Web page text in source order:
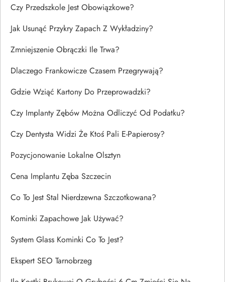
Czy Przedszkole Jest Obowiązkowe?
Jak Usunąć Przykry Zapach Z Wykładziny?
Zmniejszenie Obrączki Ile Trwa?
Dlaczego Frankowicze Czasem Przegrywają?
Gdzie Wziąć Kartony Do Przeprowadzki?
Czy Implanty Zębów Można Odliczyć Od Podatku?
Czy Dentysta Widzi Że Ktoś Pali E-Papierosy?
Pozycjonowanie Lokalne Olsztyn
Cena Implantu Zęba Szczecin
Co To Jest Stal Nierdzewna Szczotkowana?
Kominki Zapachowe Jak Używać?
System Glass Kominki Co To Jest?
Ekspert SEO Tarnobrzeg